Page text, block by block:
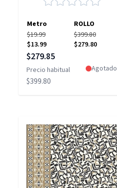
Metro
ROLLO
$19.99
$13.99
$399.80
$279.80
Precio especial
$279.85
Precio habitual
$399.80
Agotado